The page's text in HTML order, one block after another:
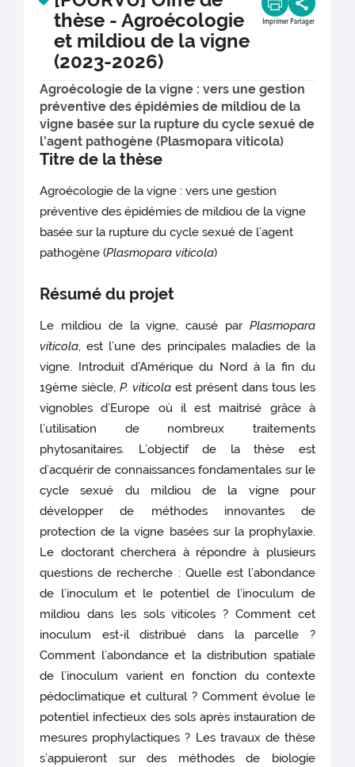
thèse - Agroécologie
et mildiou de la vigne
(2023-2026)
Imprimer Partager
Agroécologie de la vigne : vers une gestion
préventive des épidémies de mildiou de la
vigne basée sur la rupture du cycle sexué de
l’agent pathogène (Plasmopara viticola)
Titre de la thèse
Agroécologie de la vigne : vers une gestion
préventive des épidémies de mildiou de la vigne
basée sur la rupture du cycle sexué de l’agent
pathogène (Plasmopara viticola)
Résumé du projet
Le mildiou de la vigne, causé par Plasmopara
viticola, est l’une des principales maladies de la
vigne. Introduit d’Amérique du Nord à la fin du
19ème siècle,P. viticola est présent dans tous les
vignobles d’Europe où il est maitrisé grâce à
l’utilisation de nombreux traitements
phytosanitaires. L’objectif de la thèse est
d’acquérir de connaissances fondamentales sur le
cycle sexué du mildiou de la vigne pour
développer de méthodes innovantes de
protection de la vigne basées sur la prophylaxie.
Le doctorant cherchera à répondre à plusieurs
questions de recherche : Quelle est l’abondance
de l’inoculum et le potentiel de l’inoculum de
mildiou dans les sols viticoles ? Comment cet
inoculum est-il distribué dans la parcelle ?
Comment l’abondance et la distribution spatiale
de l’inoculum varient en fonction du contexte
pédoclimatique et cultural ? Comment évolue le
potentiel infectieux des sols après instauration de
mesures prophylactiques ? Les travaux de thèse
s’appuieront sur des méthodes de biologie